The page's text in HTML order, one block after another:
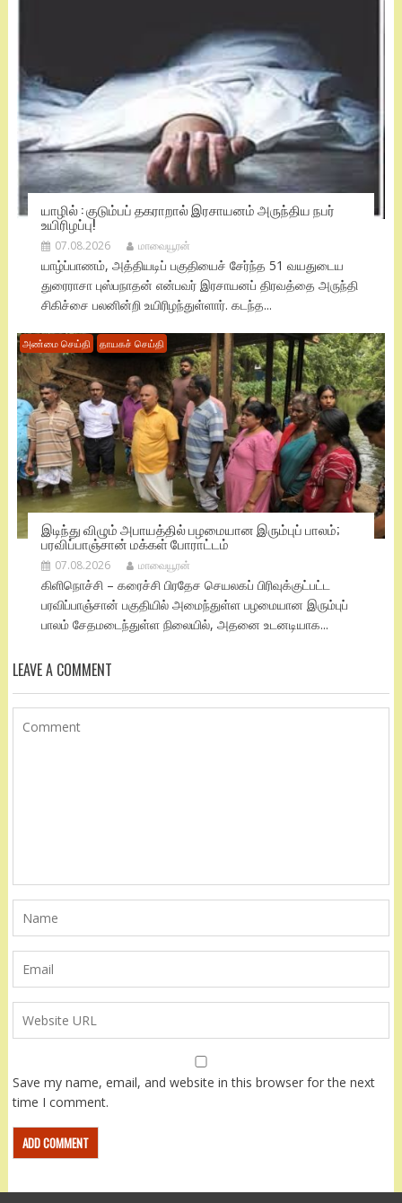
யாழில் : குடும்பப் தகராறால் இரசாயனம் அருந்திய நபர்
உயிரிழப்பு!
07.08.2026 மாவையூரன்
யாழ்ப்பாணம், அத்தியடிப் பகுதியைச் சேர்ந்த 51 வயதுடைய
துரைராசா புஸ்பநாதன் என்பவர் இரசாயனப் திரவத்தை அருந்தி
சிகிச்சை பலனின்றி உயிரிழந்துள்ளார். கடந்த...
அண்மை செய்தி தாயகச் செய்தி
இடிந்து விழும் அபாயத்தில் பழமையான இரும்புப் பாலம்;
பரவிப்பாஞ்சான் மக்கள் போராட்டம்
07.08.2026 மாவையூரன்
கிளிநொச்சி – கரைச்சி பிரதேச செயலகப் பிரிவுக்குட்பட்ட
பரவிப்பாஞ்சான் பகுதியில் அமைந்துள்ள பழமையான இரும்புப்
பாலம் சேதமடைந்துள்ள நிலையில், அதனை உடனடியாக...
LEAVE A COMMENT
Save my name, email, and website in this browser for the next
time I comment.